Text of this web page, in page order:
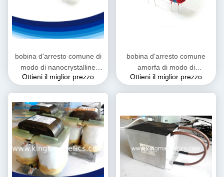
bobina d'arresto comune di
modo di nanocrystalline
40mH
Ottieni il miglior prezzo
bobina d'arresto comune
amorfa di modo di
nanocrystalline 20mH
Ottieni il miglior prezzo